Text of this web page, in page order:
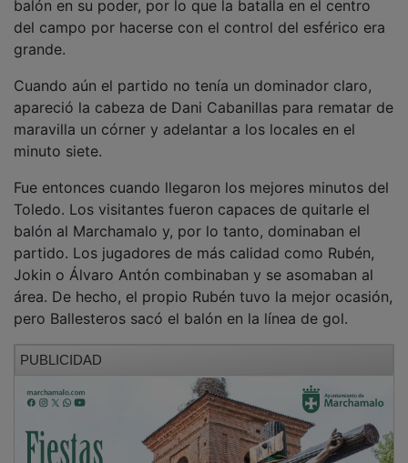
del campo por hacerse con el control del esférico era
grande.
apareció la cabeza de Dani Cabanillas para rematar de
maravilla un córner y adelantar a los locales en el
minuto siete.
Toledo. Los visitantes fueron capaces de quitarle el
balón al Marchamalo y, por lo tanto, dominaban el
partido. Los jugadores de más calidad como Rubén,
Jokin o Álvaro Antón combinaban y se asomaban al
área. De hecho, el propio Rubén tuvo la mejor ocasión,
pero Ballesteros sacó el balón en la línea de gol.